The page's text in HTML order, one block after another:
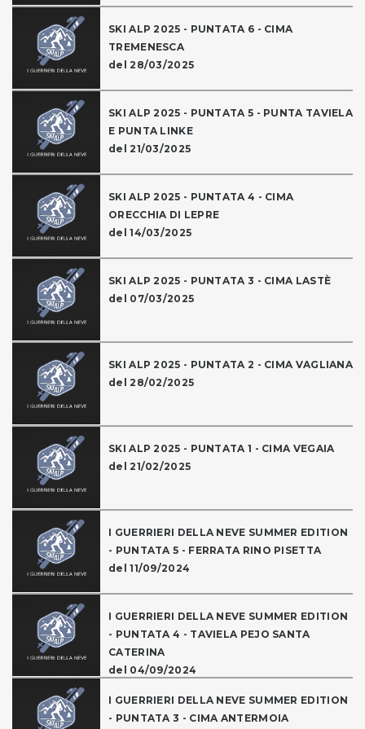
SKI ALP 2025 - PUNTATA 6 - CIMA
TREMENESCA
del 28/03/2025
SKI ALP 2025 - PUNTATA 5 - PUNTA TAVIELA
E PUNTA LINKE
del 21/03/2025
SKI ALP 2025 - PUNTATA 4 - CIMA
ORECCHIA DI LEPRE
del 14/03/2025
SKI ALP 2025 - PUNTATA 3 - CIMA LASTÈ
del 07/03/2025
SKI ALP 2025 - PUNTATA 2 - CIMA VAGLIANA
del 28/02/2025
SKI ALP 2025 - PUNTATA 1 - CIMA VEGAIA
del 21/02/2025
I GUERRIERI DELLA NEVE SUMMER EDITION
- PUNTATA 5 - FERRATA RINO PISETTA
del 11/09/2024
I GUERRIERI DELLA NEVE SUMMER EDITION
- PUNTATA 4 - TAVIELA PEJO SANTA
CATERINA
del 04/09/2024
I GUERRIERI DELLA NEVE SUMMER EDITION
- PUNTATA 3 - CIMA ANTERMOIA